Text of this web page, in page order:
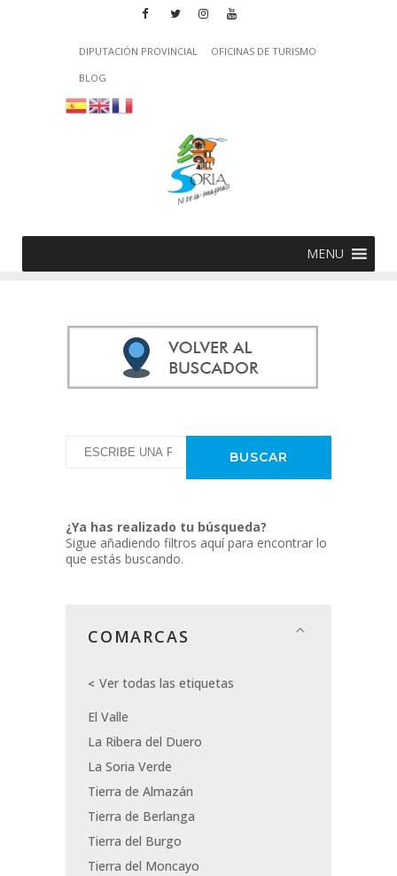
DIPUTACIÓN PROVINCIAL
OFICINAS DE TURISMO
BLOG
MENU
¿Ya has realizado tu búsqueda?
Sigue añadiendo filtros aquí para encontrar lo
que estás buscando.
COMARCAS
Ver todas las etiquetas
El Valle
La Ribera del Duero
La Soria Verde
Tierra de Almazán
Tierra de Berlanga
Tierra del Burgo
Tierra del Moncayo